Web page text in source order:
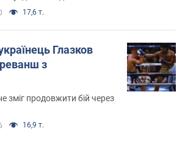
17,6 т.
Глазков
з
зміг продовжити бій через
16,9 т.